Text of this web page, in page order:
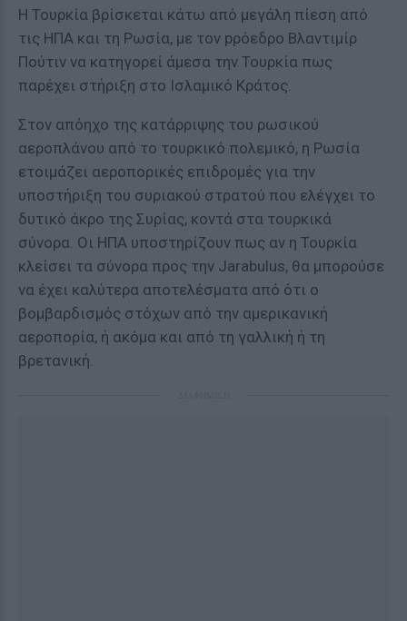
Η Τουρκία βρίσκεται κάτω από μεγάλη πίεση από
τις ΗΠΑ και τη Ρωσία, με τον pρόεδρο Βλαντιμίρ
Πούτιν να κατηγορεί άμεσα την Τουρκία πως
παρέχει στήριξη στο Ισλαμικό Κράτος.
Στον απόηχο της κατάρριψης του ρωσικού
αεροπλάνου από το τουρκικό πολεμικό, η Ρωσία
ετοιμάζει αεροπορικές επιδρομές για την
υποστήριξη του συριακού στρατού που ελέγχει το
δυτικό άκρο της Συρίας, κοντά στα τουρκικά
σύνορα. Οι ΗΠΑ υποστηρίζουν πως αν η Τουρκία
κλείσει τα σύνορα προς την Jarabulus, θα μπορούσε
να έχει καλύτερα αποτελέσματα από ότι ο
βομβαρδισμός στόχων από την αμερικανική
αεροπορία, ή ακόμα και από τη γαλλική ή τη
βρετανική.